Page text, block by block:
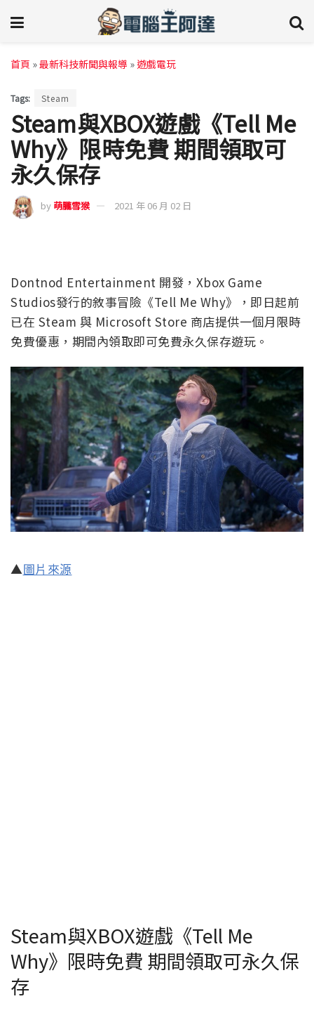
首頁 »最新科技新聞與報導 »遊戲電玩
Tags: Steam
Steam與XBOX遊戲《Tell Me
Why》限時免費 期間領取可
永久保存
by 萌朧雪猴 2021 年 06 月 02 日
Dontnod Entertainment 開發，Xbox Game
Studios發行的敘事冒險《Tell Me Why》，即日起前
已在 Steam 與 Microsoft Store 商店提供一個月限時
免費優惠，期間內領取即可免費永久保存遊玩。
▲圖片來源
Steam與XBOX遊戲《Tell Me
Why》限時免費 期間領取可永久保
存